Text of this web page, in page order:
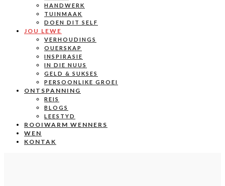
HANDWERK
TUINMAAK
DOEN DIT SELF
JOU LEWE
VERHOUDINGS
OUERSKAP
INSPIRASIE
IN DIE NUUS
GELD & SUKSES
PERSOONLIKE GROEI
ONTSPANNING
REIS
BLOGS
LEESTYD
ROOIWARM WENNERS
WEN
KONTAK